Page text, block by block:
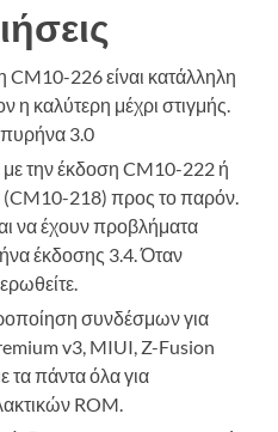
226 είναι κατάλληλη
η καλύτερη μέχρι στιγμής.
πυρήνα 3.0
την έκδοση CM10-222 ή
(CM10-218) προς το παρόν.
να έχουν προβλήματα
έκδοσης 3.4. Όταν
συνδέσμων για
v3, MIUI, Z-Fusion
τα πάντα όλα για
ROM.